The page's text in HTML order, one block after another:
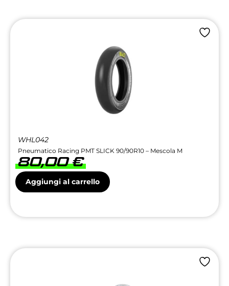
WHL042
Pneumatico Racing PMT SLICK 90/90R10 – Mescola M
80,00€
Aggiungi al carrello